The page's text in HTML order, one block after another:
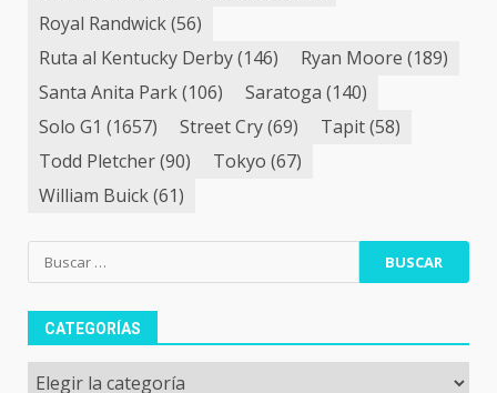
Royal Randwick(56)
Ruta al Kentucky Derby(146) Ryan Moore (189)
Santa Anita Park(106) Saratoga (140)
Solo G1 (1657) Street Cry(69) Tapit(58)
Todd Pletcher(90) Tokyo (67)
William Buick(61)
Buscar:
CATEGORÍAS
Categorías